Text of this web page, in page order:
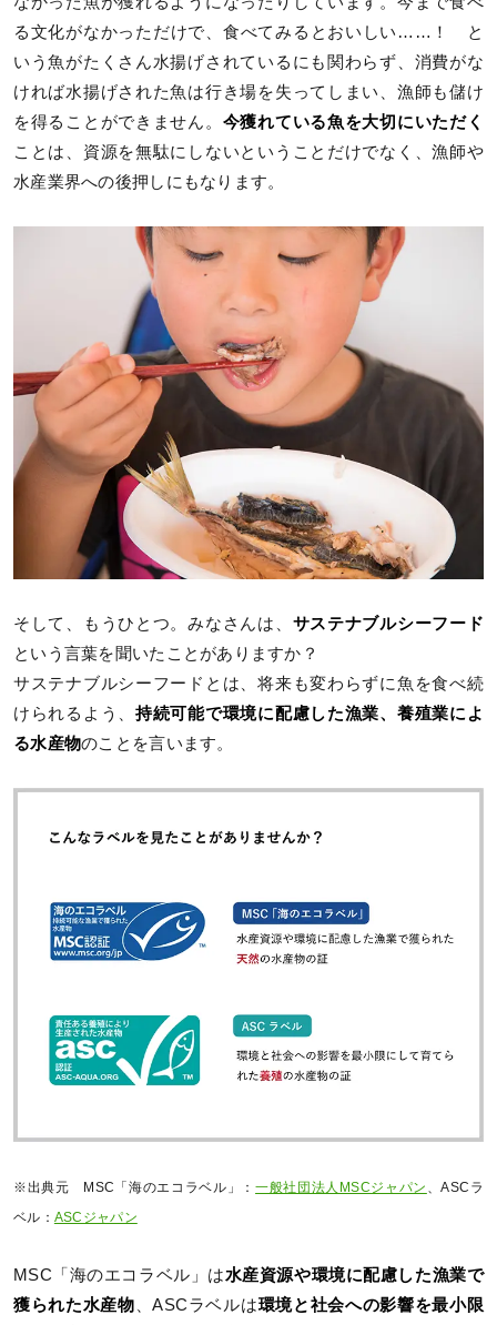
る文化がなかっただけで、食べてみるとおいしい……！ と
いう魚がたくさん水揚げされているにも関わらず、消費がな
ければ水揚げされた魚は行き場を失ってしまい、漁師も儲け
を得ることができません。 今獲れている魚を大切にいただく
ことは、資源を無駄にしないということだけでなく、漁師や
水産業界への後押しにもなります。
そして、もうひとつ。みなさんは、 サステナブルシーフード
という言葉を聞いたことがありますか？
サステナブルシーフードとは、将来も変わらずに魚を食べ続
けられるよう、持続可能で環境に配慮した漁業、養殖業によ
る水産物のことを言います。
※出典元 MSC「海のエコラベル」：一般社団法人MSCジャパン 、ASCラ
ベル： ASCジャパン
MSC「海のエコラベル」は水産資源や環境に配慮した漁業で
獲られた水産物 、ASCラベルは環境と社会への影響を最小限